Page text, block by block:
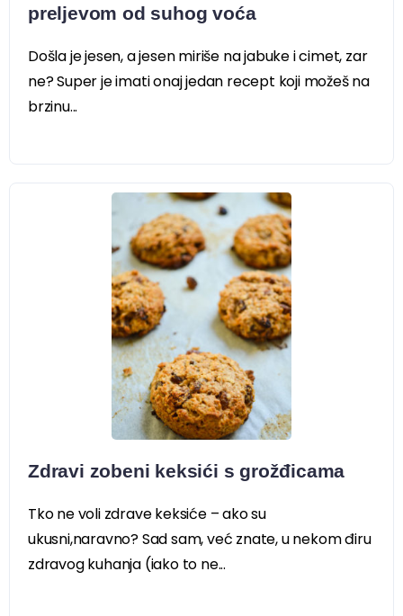
preljevom od suhog voća
Došla je jesen, a jesen miriše na jabuke i cimet, zar
ne? Super je imati onaj jedan recept koji možeš na
brzinu...
Zdravi zobeni keksići s grožđicama
Tko ne voli zdrave keksiće – ako su
ukusni,naravno? Sad sam, već znate, u nekom điru
zdravog kuhanja (iako to ne...